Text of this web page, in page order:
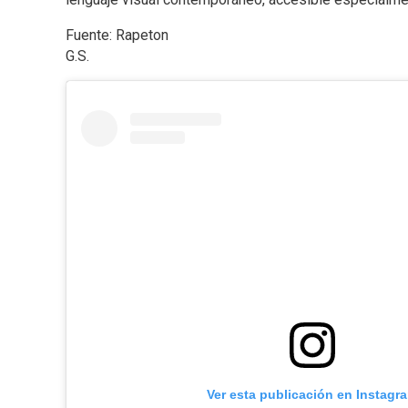
Fuente: Rapeton
G.S.
Ver esta publicación en